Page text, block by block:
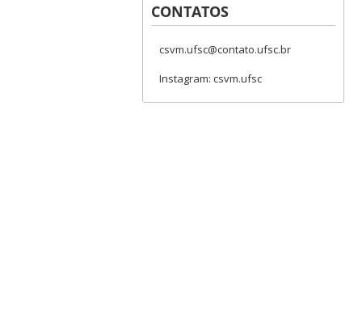
CONTATOS
csvm.ufsc@contato.ufsc.br
Instagram: csvm.ufsc